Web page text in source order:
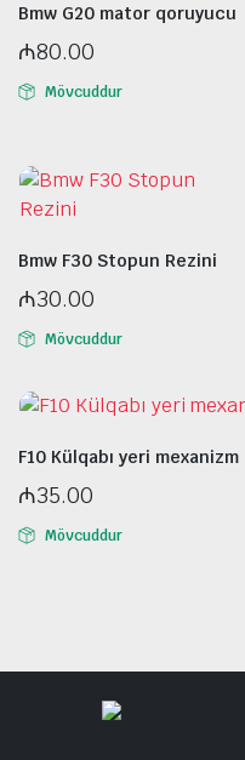
Bmw G20 mator qoruyucu
₼80.00
Mövcuddur
Bmw F30 Stopun Rezini
₼30.00
Mövcuddur
F10 Külqabı yeri mexanizm
₼35.00
Mövcuddur